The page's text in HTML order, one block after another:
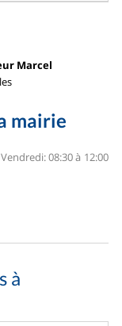
Marcel
mairie
Vendredi: 08:30 à 12:00
à